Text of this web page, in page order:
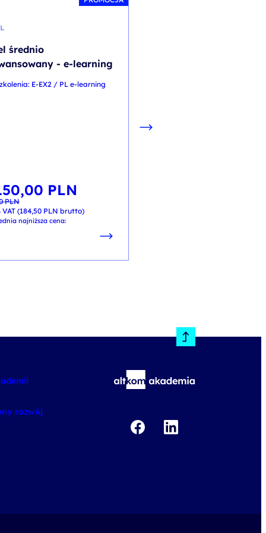
średnio
- e-learning
E-EX2 / PL e-learning
PLN
PLN.
PLN
PLN.
VAT (184,50 PLN brutto)
najniższa cena:
rozwój